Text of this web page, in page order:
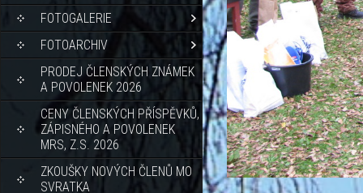
FOTOGALERIE
FOTOARCHIV
PRODEJ ČLENSKÝCH ZNÁMEK
A POVOLENEK 2026
CENY ČLENSKÝCH PŘÍSPĚVKŮ,
ZÁPISNÉHO A POVOLENEK
MRS, Z.S. 2026
ZKOUŠKY NOVÝCH ČLENŮ MO
SVRATKA